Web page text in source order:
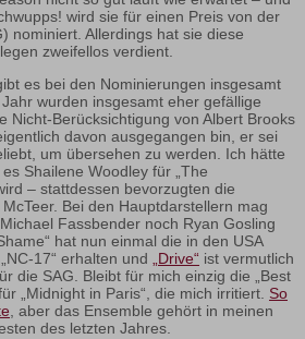
wird sie für einen Preis von der
nominiert. Allerdings hat sie diese
zweifellos verdient.
es bei den Nominierungen insgesamt
wurden insgesamt eher gefällige
Nicht-Berücksichtigung von Albert Brooks
davon ausgegangen bin, er sei
um übersehen zu werden. Ich hätte
Shailene Woodley für „The
– stattdessen bevorzugten die
Bei den Hauptdarstellern mag
Fassbender noch Ryan Gosling
hat nun einmal die in den USA
17“ erhalten und „Drive“ ist vermutlich
die SAG. Bleibt für mich einzig die „Best
„Midnight in Paris“, die mich irritiert. So
, aber das Ensemble gehört in meinen
des letzten Jahres.